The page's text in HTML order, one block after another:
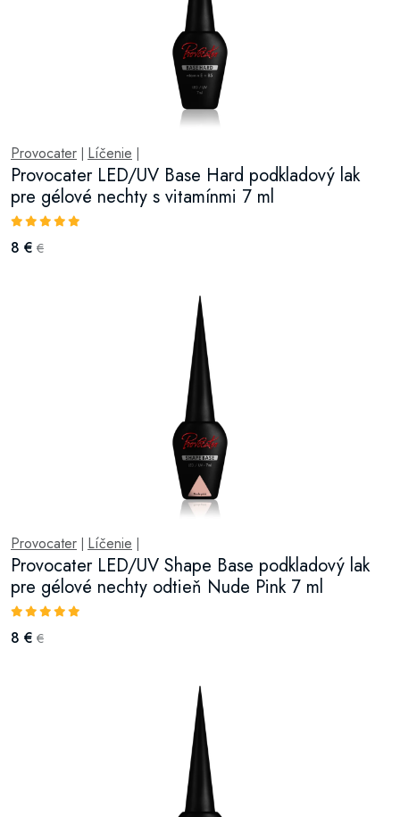
Provocater Líčenie
Provocater LED/UV Base Hard podkladový lak
pre gélové nechty s vitamínmi 7 ml
8 € €
Provocater Líčenie
Provocater LED/UV Shape Base podkladový lak
pre gélové nechty odtieň Nude Pink 7 ml
8 € €